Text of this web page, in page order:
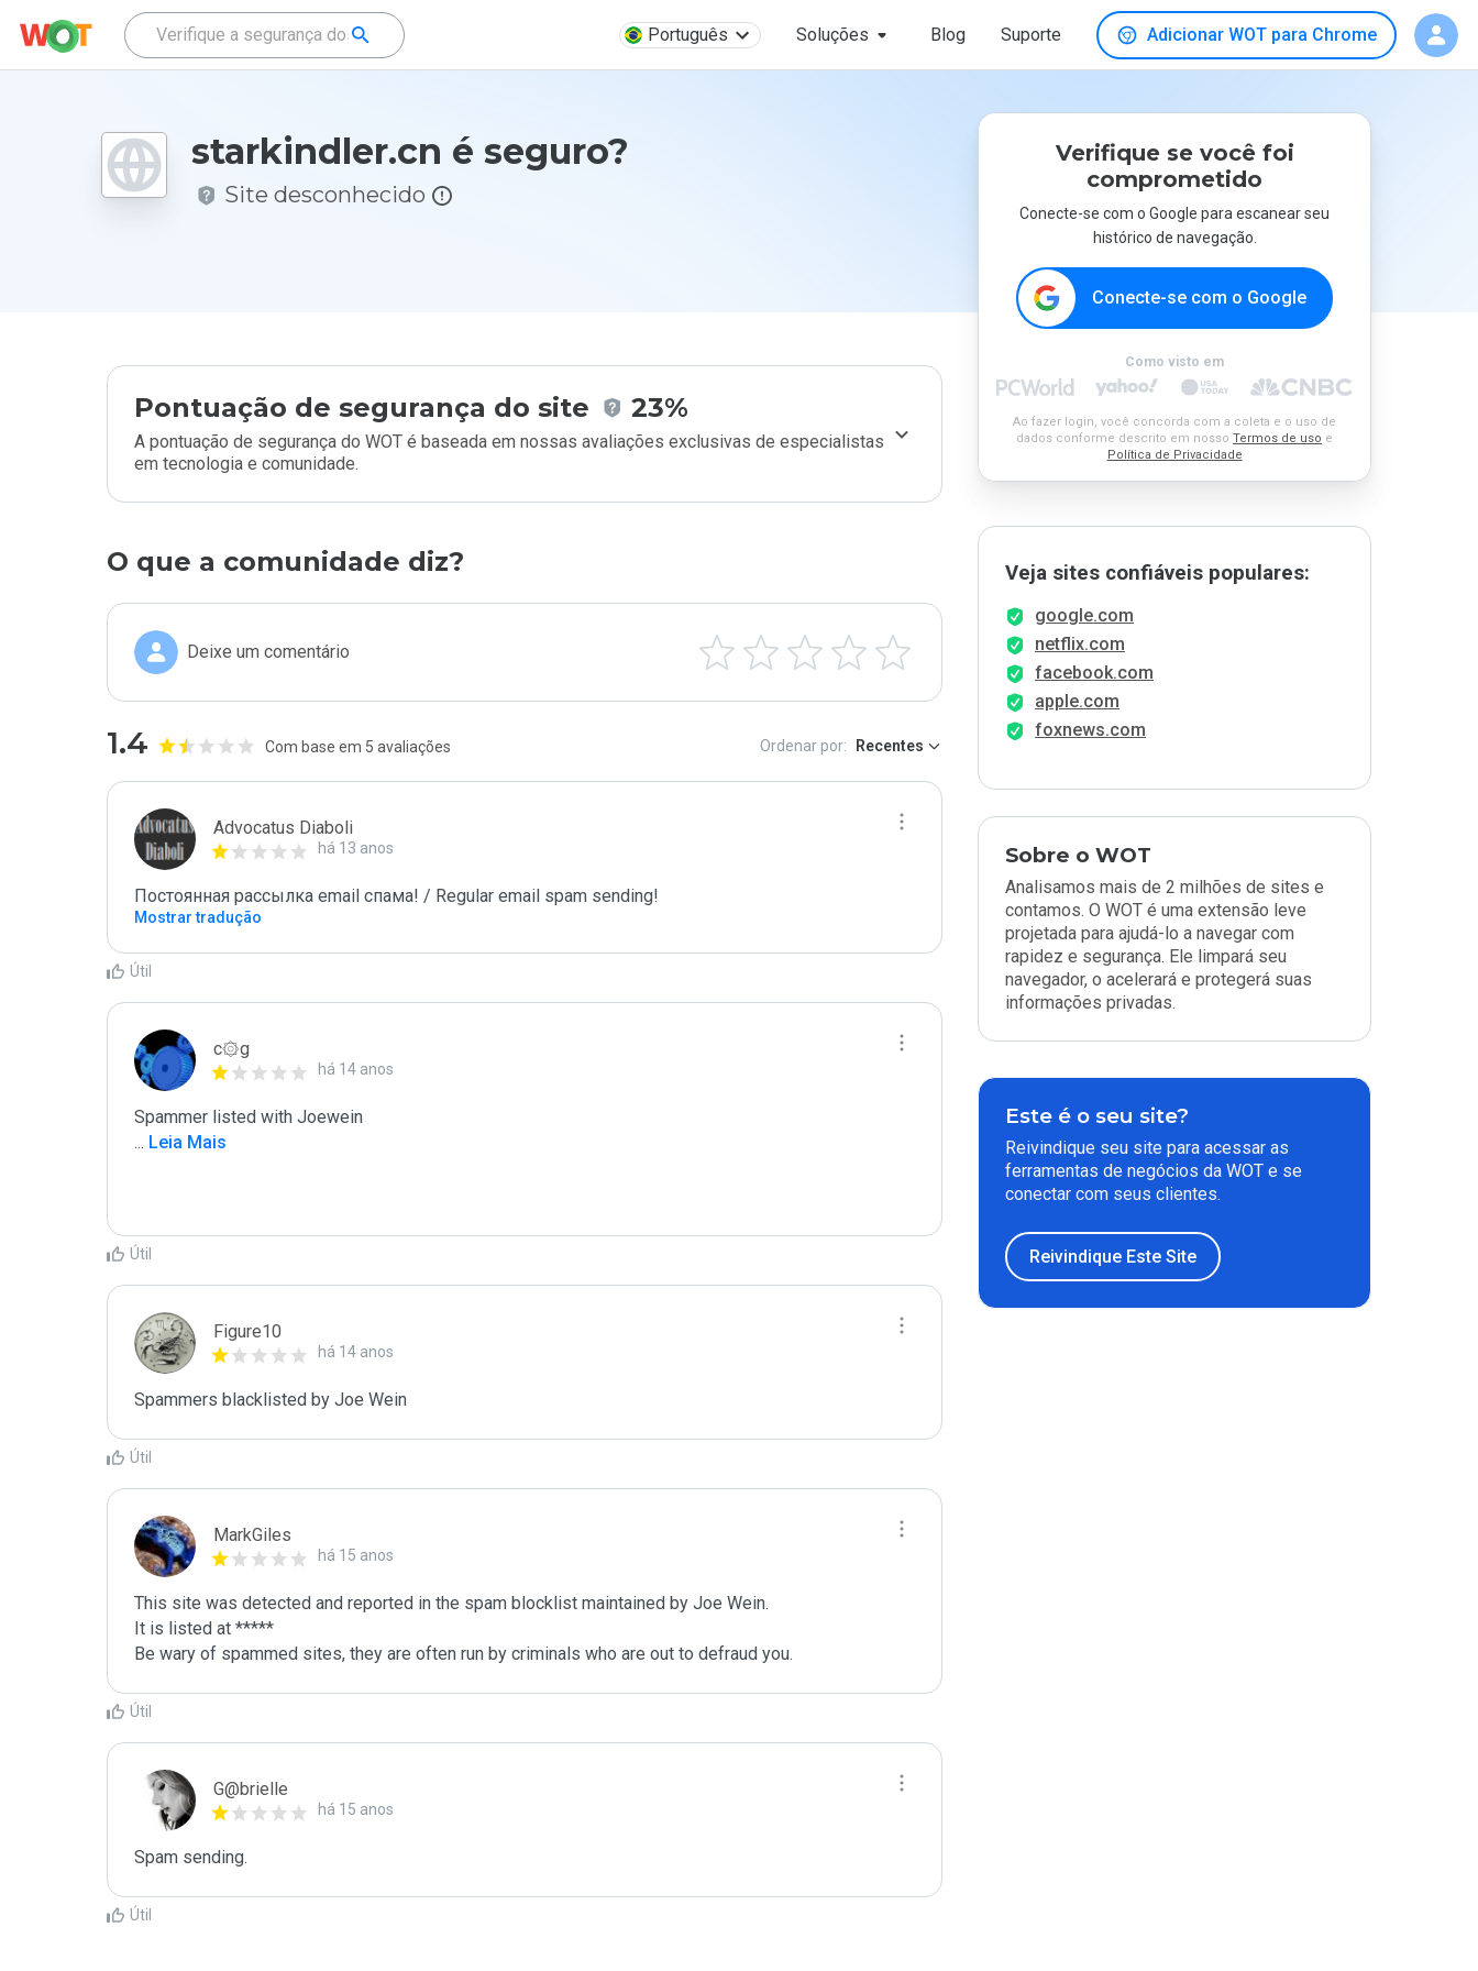
Português Soluções Blog Suporte Adicionar WOT para Chrome
starkindler.cn é seguro?
Site desconhecido
Pontuação de segurança do site 23%
A pontuação de segurança do WOT é baseada em nossas avaliações exclusivas de especialistas
em tecnologia e comunidade.
O que a comunidade diz?
Deixe um comentário
1.4 Com base em 5 avaliações Ordenar por: Recentes
Advocatus Diaboli
há 13 anos
Постоянная рассылка email спама! / Regular email spam sending!
Mostrar tradução
Útil
c۞g
há 14 anos
... Leia Mais
Útil
Figure10
há 14 anos
Spammers blacklisted by Joe Wein
Útil
MarkGiles
há 15 anos
This site was detected and reported in the spam blocklist maintained by Joe Wein.
It is listed at *****
Be wary of spammed sites, they are often run by criminals who are out to defraud you.
Útil
G@brielle
há 15 anos
Spam sending.
Útil
Verifique se você foi
comprometido
Conecte-se com o Google para escanear seu
histórico de navegação.
Conecte-se com o Google
Como visto em
Ao fazer login, você concorda com a coleta e o uso de
dados conforme descrito em nosso Termos de uso e
Política de Privacidade
Veja sites confiáveis populares:
google.com
netflix.com
facebook.com
apple.com
foxnews.com
Sobre o WOT
Analisamos mais de 2 milhões de sites e
contamos. O WOT é uma extensão leve
projetada para ajudá-lo a navegar com
rapidez e segurança. Ele limpará seu
navegador, o acelerará e protegerá suas
informações privadas.
Este é o seu site?
Reivindique seu site para acessar as
ferramentas de negócios da WOT e se
conectar com seus clientes.
Reivindique Este Site